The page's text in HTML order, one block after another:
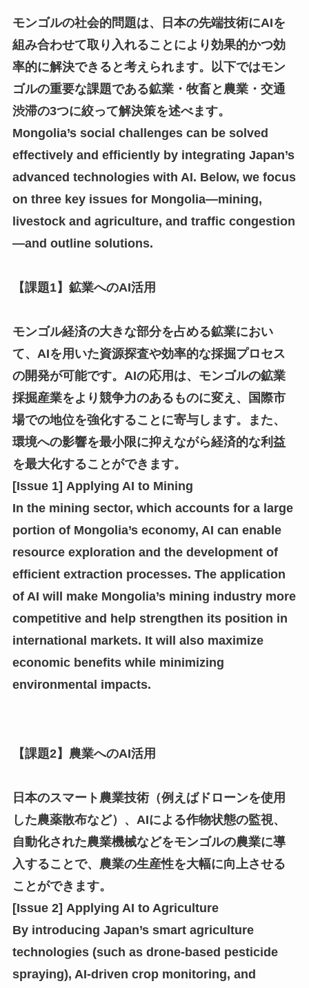
モンゴルの社会的問題は、日本の先端技術にAIを
組み合わせて取り入れることにより効果的かつ効
率的に解決できると考えられます。以下ではモン
ゴルの重要な課題である鉱業・牧畜と農業・交通
渋滞の3つに絞って解決策を述べます。
Mongolia’s social challenges can be solved
effectively and efficiently by integrating Japan’s
advanced technologies with AI. Below, we focus
on three key issues for Mongolia—mining,
livestock and agriculture, and traffic congestion
—and outline solutions.
【課題1】鉱業へのAI活用
モンゴル経済の大きな部分を占める鉱業におい
て、AIを用いた資源探査や効率的な採掘プロセス
の開発が可能です。AIの応用は、モンゴルの鉱業
採掘産業をより競争力のあるものに変え、国際市
場での地位を強化することに寄与します。また、
環境への影響を最小限に抑えながら経済的な利益
を最大化することができます。
[Issue 1] Applying AI to Mining
In the mining sector, which accounts for a large
portion of Mongolia’s economy, AI can enable
resource exploration and the development of
efficient extraction processes. The application
of AI will make Mongolia’s mining industry more
competitive and help strengthen its position in
international markets. It will also maximize
economic benefits while minimizing
environmental impacts.
【課題2】農業へのAI活用
日本のスマート農業技術（例えばドローンを使用
した農薬散布など）、AIによる作物状態の監視、
自動化された農業機械などをモンゴルの農業に導
入することで、農業の生産性を大幅に向上させる
ことができます。
[Issue 2] Applying AI to Agriculture
By introducing Japan’s smart agriculture
technologies (such as drone-based pesticide
spraying), AI-driven crop monitoring, and